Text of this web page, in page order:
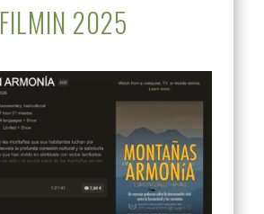
FILMIN 2025